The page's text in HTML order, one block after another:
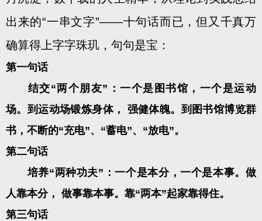
出来的“一串文字”——十句话而已，但又千真万
确算得上字字珠玑，句句是宝：
第一句话
结交“两个朋友”：一个是图书馆，一个是运动
场。到运动场锻炼身体， 强健体魄。到图书馆博览群
书，不断的“充电”、“蓄电”、“放电”。
第二句话
培养“两种功夫”：一个是本分，一个是本事。做
人靠本分， 做事靠本事。靠“两本”起家靠得住。
第三句话